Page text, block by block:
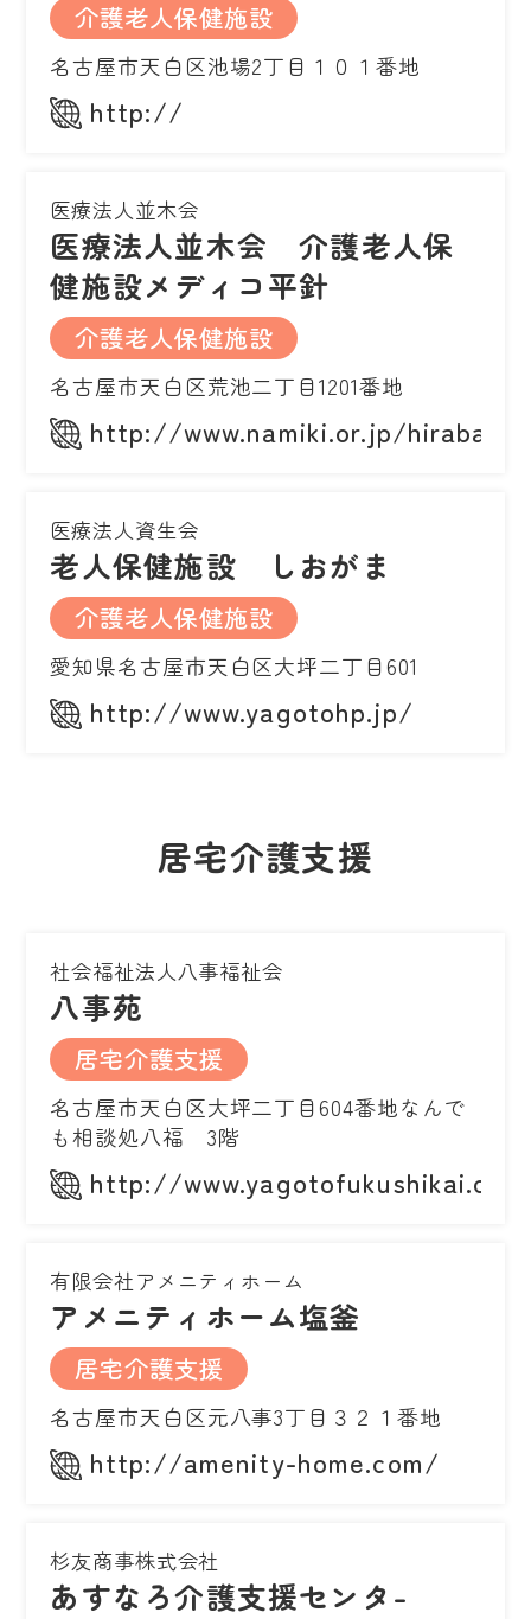
介護老人保健施設
名古屋市天白区池場2丁目１０１番地
http://
医療法人並木会
医療法人並木会 介護老人保
健施設メディコ平針
介護老人保健施設
名古屋市天白区荒池二丁目1201番地
http://www.namiki.or.jp/hirabari
医療法人資生会
老人保健施設 しおがま
介護老人保健施設
愛知県名古屋市天白区大坪二丁目601
http://www.yagotohp.jp/
居宅介護支援
社会福祉法人八事福祉会
八事苑
居宅介護支援
名古屋市天白区大坪二丁目604番地なんで
も相談処八福 3階
http://
有限会社アメニティホーム
アメニティホーム塩釜
居宅介護支援
名古屋市天白区元八事3丁目３２１番地
http://amenity-home.com/
杉友商事株式会社
あすなろ介護支援センタ-